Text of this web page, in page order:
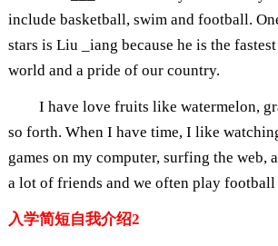
include basketball, swim and football.
stars is Liu _iang because he is the
world and a pride of our country.
I have love fruits like watermelon,
so forth. When I have time, I like
games on my computer, surfing the web,
a lot of friends and we often play football
入学简短自我介绍2